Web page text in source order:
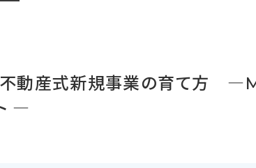
動産式新規事業の育て方
―